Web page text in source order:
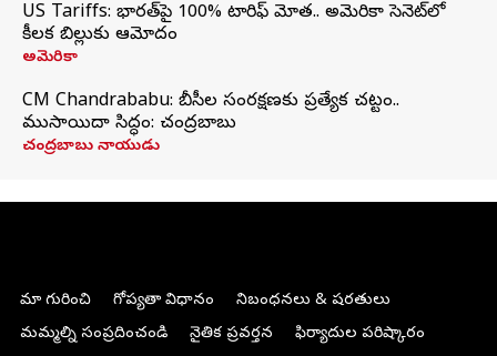
US Tariffs: భారత్‌పై 100% టారిఫ్‌ మోత.. అమెరికా సెనెట్‌లో
కీలక బిల్లుకు ఆమోదం
అమెరికా
CM Chandrababu: బీసీల సంరక్షణకు ప్రత్యేక చట్టం..
ముసాయిదా సిద్ధం: చంద్రబాబు
చంద్రబాబు నాయుడు
మా గురించి గోప్యతా విధానం
నిబంధనలు & షరతులు
మమ్మల్ని సంప్రదించండి
నైతిక ప్రవర్తన
ఫిర్యాదుల పరిష్కారం